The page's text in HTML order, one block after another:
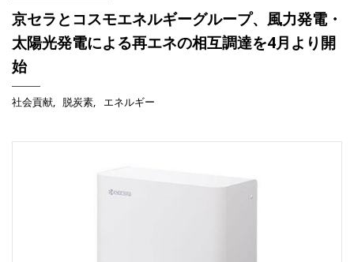
京セラとコスモエネルギーグループ、風力発電・
太陽光発電による再エネの相互調達を4月より開
始
社会貢献 脱炭素 エネルギー